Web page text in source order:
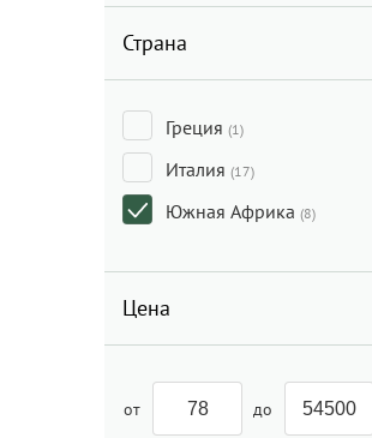
Страна
Греция (1)
Италия (17)
Южная Африка (8)
Цена
от до